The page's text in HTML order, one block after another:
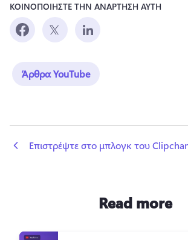
ΚΟΙΝΟΠΟΙΗΣΤΕ ΤΗΝ ΑΝΑΡΤΗΣΗ ΑΥΤΗ
Άρθρα YouTube
Επιστρέψτε στο μπλογκ του
Read more